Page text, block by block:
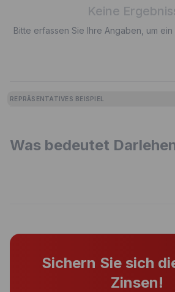
Keine
Bitte erfassen Sie Ihre Angaben, um
REPRÄSENTATIVES BEISPIEL
Was bedeutet
Sichern Sie sich
Zinsen!